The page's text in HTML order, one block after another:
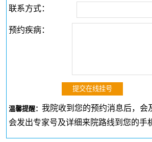
联系方式：
预约疾病：
温馨提醒：我院收到您的预约消息后，会
会发出专家号及详细来院路线到您的手